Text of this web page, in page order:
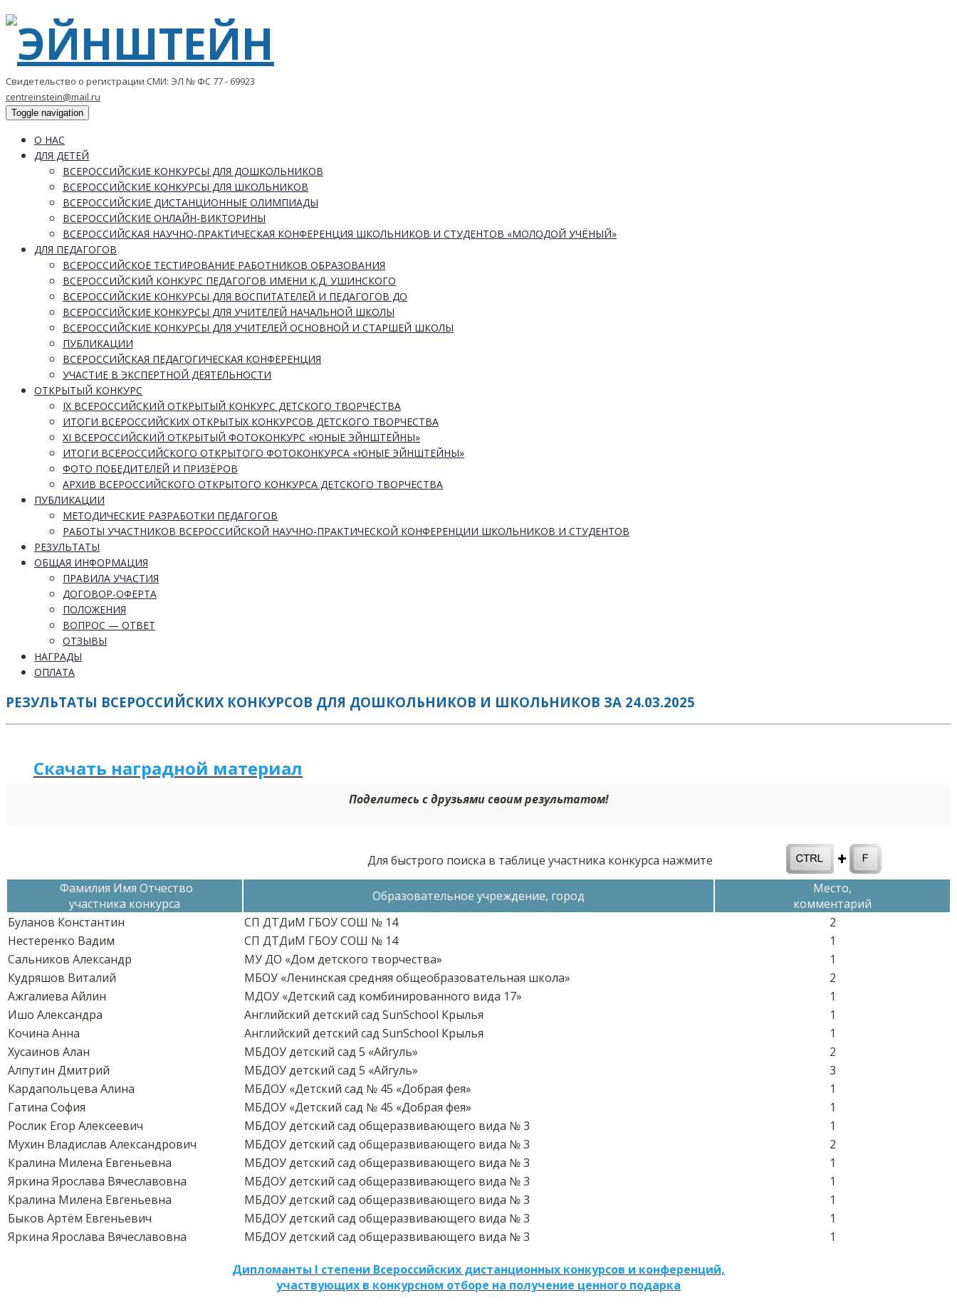
Свидетельство о регистрации СМИ: ЭЛ № ФС 77 - 69923
centreinstein@mail.ru
Toggle navigation
О НАС
ДЛЯ ДЕТЕЙ
ВСЕРОССИЙСКИЕ КОНКУРСЫ ДЛЯ ДОШКОЛЬНИКОВ
ВСЕРОССИЙСКИЕ КОНКУРСЫ ДЛЯ ШКОЛЬНИКОВ
ВСЕРОССИЙСКИЕ ДИСТАНЦИОННЫЕ ОЛИМПИАДЫ
ВСЕРОССИЙСКИЕ ОНЛАЙН-ВИКТОРИНЫ
ВСЕРОССИЙСКАЯ НАУЧНО-ПРАКТИЧЕСКАЯ КОНФЕРЕНЦИЯ ШКОЛЬНИКОВ И СТУДЕНТОВ «МОЛОДОЙ УЧЁНЫЙ»
ДЛЯ ПЕДАГОГОВ
ВСЕРОССИЙСКОЕ ТЕСТИРОВАНИЕ РАБОТНИКОВ ОБРАЗОВАНИЯ
ВСЕРОССИЙСКИЙ КОНКУРС ПЕДАГОГОВ ИМЕНИ К.Д. УШИНСКОГО
ВСЕРОССИЙСКИЕ КОНКУРСЫ ДЛЯ ВОСПИТАТЕЛЕЙ И ПЕДАГОГОВ ДО
ВСЕРОССИЙСКИЕ КОНКУРСЫ ДЛЯ УЧИТЕЛЕЙ НАЧАЛЬНОЙ ШКОЛЫ
ВСЕРОССИЙСКИЕ КОНКУРСЫ ДЛЯ УЧИТЕЛЕЙ ОСНОВНОЙ И СТАРШЕЙ ШКОЛЫ
ПУБЛИКАЦИИ
ВСЕРОССИЙСКАЯ ПЕДАГОГИЧЕСКАЯ КОНФЕРЕНЦИЯ
УЧАСТИЕ В ЭКСПЕРТНОЙ ДЕЯТЕЛЬНОСТИ
ОТКРЫТЫЙ КОНКУРС
IX ВСЕРОССИЙСКИЙ ОТКРЫТЫЙ КОНКУРС ДЕТСКОГО ТВОРЧЕСТВА
ИТОГИ ВСЕРОССИЙСКИХ ОТКРЫТЫХ КОНКУРСОВ ДЕТСКОГО ТВОРЧЕСТВА
XI ВСЕРОССИЙСКИЙ ОТКРЫТЫЙ ФОТОКОНКУРС «ЮНЫЕ ЭЙНШТЕЙНЫ»
ИТОГИ ВСЕРОССИЙСКОГО ОТКРЫТОГО ФОТОКОНКУРСА «ЮНЫЕ ЭЙНШТЕЙНЫ»
ФОТО ПОБЕДИТЕЛЕЙ И ПРИЗЁРОВ
АРХИВ ВСЕРОССИЙСКОГО ОТКРЫТОГО КОНКУРСА ДЕТСКОГО ТВОРЧЕСТВА
ПУБЛИКАЦИИ
МЕТОДИЧЕСКИЕ РАЗРАБОТКИ ПЕДАГОГОВ
РАБОТЫ УЧАСТНИКОВ ВСЕРОССИЙСКОЙ НАУЧНО-ПРАКТИЧЕСКОЙ КОНФЕРЕНЦИИ ШКОЛЬНИКОВ И СТУДЕНТОВ
РЕЗУЛЬТАТЫ
ОБЩАЯ ИНФОРМАЦИЯ
ПРАВИЛА УЧАСТИЯ
ДОГОВОР-ОФЕРТА
ПОЛОЖЕНИЯ
ВОПРОС — ОТВЕТ
ОТЗЫВЫ
НАГРАДЫ
ОПЛАТА
РЕЗУЛЬТАТЫ ВСЕРОССИЙСКИХ КОНКУРСОВ ДЛЯ ДОШКОЛЬНИКОВ И ШКОЛЬНИКОВ ЗА 24.03.2025
Скачать наградной материал
Поделитесь с друзьями своим результатом!
Для быстрого поиска в таблице участника конкурса нажмите
Фамилия Имя Отчество
участника конкурса
Образовательное учреждение, город
Место,
комментарий
Буланов Константин
СП ДТДиМ ГБОУ СОШ № 14
2
Нестеренко Вадим
СП ДТДиМ ГБОУ СОШ № 14
1
Сальников Александр
МУ ДО «Дом детского творчества»
1
Кудряшов Виталий
МБОУ «Ленинская средняя общеобразовательная школа»
2
Ажгалиева Айлин
МДОУ «Детский сад комбинированного вида 17»
1
Ишо Александра
Английский детский сад SunSchool Крылья
1
Кочина Анна
Английский детский сад SunSchool Крылья
1
Хусаинов Алан
МБДОУ детский сад 5 «Айгуль»
2
Алпутин Дмитрий
МБДОУ детский сад 5 «Айгуль»
3
Кардапольцева Алина
МБДОУ «Детский сад № 45 «Добрая фея»
1
Гатина София
МБДОУ «Детский сад № 45 «Добрая фея»
1
Рослик Егор Алексеевич
МБДОУ детский сад общеразвивающего вида № 3
1
Мухин Владислав Александрович
МБДОУ детский сад общеразвивающего вида № 3
2
Кралина Милена Евгеньевна
МБДОУ детский сад общеразвивающего вида № 3
1
Яркина Ярослава Вячеславовна
МБДОУ детский сад общеразвивающего вида № 3
1
Кралина Милена Евгеньевна
МБДОУ детский сад общеразвивающего вида № 3
1
Быков Артём Евгеньевич
МБДОУ детский сад общеразвивающего вида № 3
1
Яркина Ярослава Вячеславовна
МБДОУ детский сад общеразвивающего вида № 3 1
Дипломанты I степени Всероссийских дистанционных конкурсов и конференций,
участвующих в конкурсном отборе на получение ценного подарка